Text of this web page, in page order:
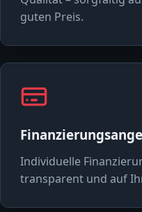
guten Preis.
Individuelle
transparent und auf